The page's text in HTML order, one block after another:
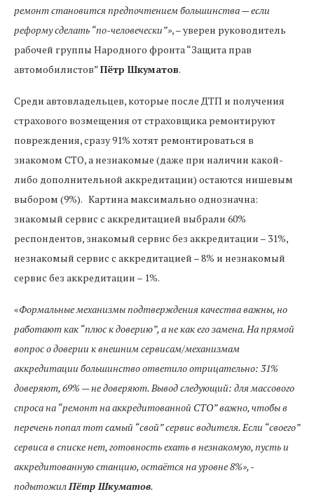
ремонт становится предпочтением большинства — если
реформу сделать “по-человечески”», – уверен руководитель
рабочей группы Народного фронта “Защита прав
автомобилистов”Пётр Шкуматов.
Среди автовладельцев, которые после ДТП и получения
страхового возмещения от страховщика ремонтируют
повреждения, сразу 91% хотят ремонтироваться в
знакомом СТО, а незнакомые (даже при наличии какой-
либо дополнительной аккредитации) остаются нишевым
выбором (9%). Картина максимально однозначна:
знакомый сервис с аккредитацией выбрали 60%
респондентов, знакомый сервис без аккредитации – 31%,
незнакомый сервис с аккредитацией – 8% и незнакомый
сервис без аккредитации – 1%.
«Формальные механизмы подтверждения качества важны, но
работают как “плюс к доверию”, а не как его замена. На прямой
вопрос о доверии к внешним сервисам/механизмам
аккредитации большинство ответило отрицательно: 31%
доверяют, 69% — не доверяют. Вывод следующий: для массового
спроса на “ремонт на аккредитованной СТО” важно, чтобы в
перечень попал тот самый “свой” сервис водителя. Если “своего”
сервиса в списке нет, готовность ехать в незнакомую, пусть и
аккредитованную станцию, остаётся на уровне 8%», -
подытожилПётр Шкуматов.